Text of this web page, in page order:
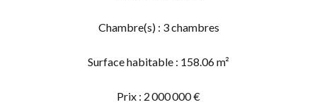
Chambre(s) : 3 chambres
Surface habitable : 158.06 m²
Prix : 2 000 000 €